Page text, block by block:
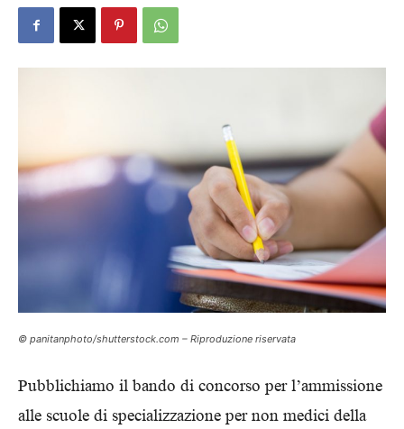
© panitanphoto/shutterstock.com – Riproduzione riservata
Pubblichiamo il bando di concorso per l’ammissione
alle scuole di specializzazione per non medici della